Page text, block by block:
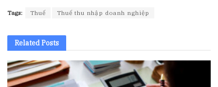
Tags: Thuế Thuế thu nhập doanh nghiệp
RelatedPosts